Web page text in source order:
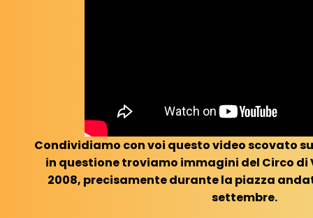
Condividiamo con voi questo video scovato
in questione troviamo immagini del Circo di
2008, precisamente durante la piazza
settembre.